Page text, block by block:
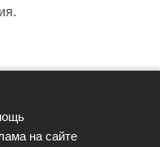
на сайте